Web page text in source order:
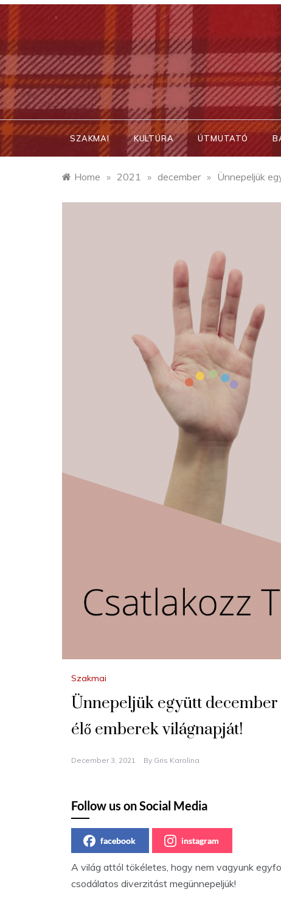
Skip
content
SZAKMAI KULTÚRA ÚTMUTATÓ
Home » 2021 » december » Ünnepeljük
Szakmai
Ünnepeljük együtt
élő emberek világnapját!
December 3, 2021 By Gris Karolina
Follow us on Social Media
facebook instagram
A világ attól tökéletes, hogy nem vagyunk
csodálatos diverzitást megünnepeljük!